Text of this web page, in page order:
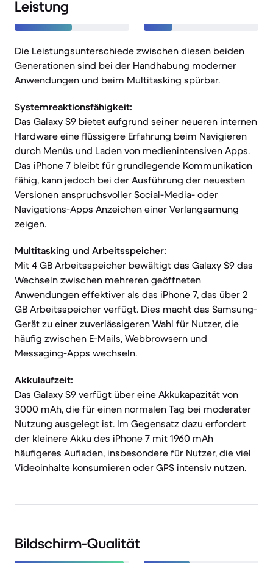
Leistung
Die Leistungsunterschiede zwischen diesen beiden
Generationen sind bei der Handhabung moderner
Anwendungen und beim Multitasking spürbar.
Systemreaktionsfähigkeit:
Das Galaxy S9 bietet aufgrund seiner neueren internen
Hardware eine flüssigere Erfahrung beim Navigieren
durch Menüs und Laden von medienintensiven Apps.
Das iPhone 7 bleibt für grundlegende Kommunikation
fähig, kann jedoch bei der Ausführung der neuesten
Versionen anspruchsvoller Social-Media- oder
Navigations-Apps Anzeichen einer Verlangsamung
zeigen.
Multitasking und Arbeitsspeicher:
Mit 4 GB Arbeitsspeicher bewältigt das Galaxy S9 das
Wechseln zwischen mehreren geöffneten
Anwendungen effektiver als das iPhone 7, das über 2
GB Arbeitsspeicher verfügt. Dies macht das Samsung-
Gerät zu einer zuverlässigeren Wahl für Nutzer, die
häufig zwischen E-Mails, Webbrowsern und
Messaging-Apps wechseln.
Akkulaufzeit:
Das Galaxy S9 verfügt über eine Akkukapazität von
3000 mAh, die für einen normalen Tag bei moderater
Nutzung ausgelegt ist. Im Gegensatz dazu erfordert
der kleinere Akku des iPhone 7 mit 1960 mAh
häufigeres Aufladen, insbesondere für Nutzer, die viel
Videoinhalte konsumieren oder GPS intensiv nutzen.
Bildschirm-Qualität